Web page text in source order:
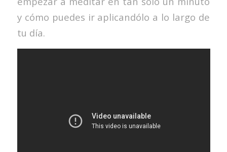
y cómo puedes ir aplicandólo a lo largo de
tu día.